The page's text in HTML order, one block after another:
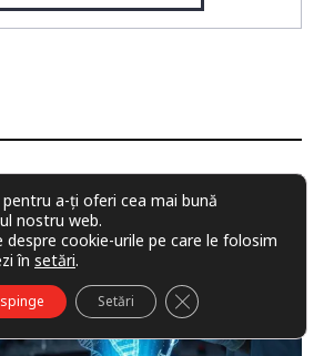
a-ți oferi cea mai bună
nostru web.
cookie-urile pe care le folosim
în setări.
Setări CLOSE GDPR